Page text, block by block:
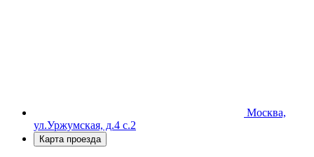
Москва,
ул.Уржумская, д.4 с.2
Карта проезда